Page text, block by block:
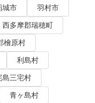
城市
羽村市
西多摩郡瑞穂町
檜原村
利島村
島三宅村
青ヶ島村